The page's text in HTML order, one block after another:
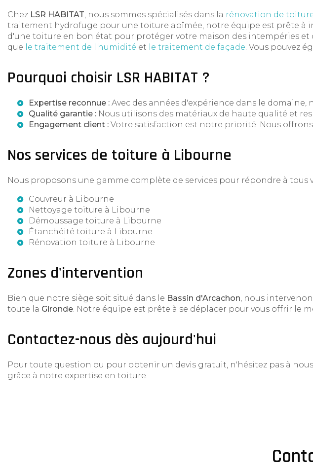
Chez LSR HABITAT , nous sommes spécialisés dans la rénovation de
traitement hydrofuge pour une toiture abîmée, notre équipe est prête à
d'une toiture en bon état pour protéger votre maison des intempéries et
que le traitement de l'humidité et le traitement de façade . Vous pouvez
Pourquoi choisir LSR HABITAT ?
Expertise reconnue : Avec des années d'expérience dans le domaine,
Qualité garantie : Nous utilisons des matériaux de haute qualité et
Engagement client : Votre satisfaction est notre priorité. Nous
Nos services de toiture à Libourne
Nous proposons une gamme complète de services pour répondre à tous
Couvreur à Libourne
Nettoyage toiture à Libourne
Démoussage toiture à Libourne
Étanchéité toiture à Libourne
Rénovation toiture à Libourne
Zones d'intervention
Bien que notre siège soit situé dans le Bassin d'Arcachon , nous
toute la Gironde . Notre équipe est prête à se déplacer pour vous offrir le
Contactez-nous dès aujourd'hui
Pour toute question ou pour obtenir un devis gratuit, n'hésitez pas à
grâce à notre expertise en toiture.